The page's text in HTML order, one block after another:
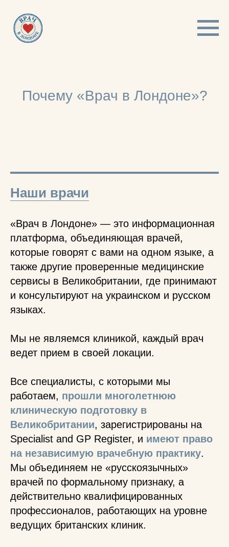
Почему «Врач в Лондоне»?
Наши врачи
«Врач в Лондоне» — это информационная
платформа, объединяющая врачей,
которые говорят с вами на одном языке, а
также другие проверенные медицинские
сервисы в Великобритании, где принимают
и консультируют на украинском и русском
языках.
Мы не являемся клиникой, каждый врач
ведет прием в своей локации.
Все специалисты, с которыми мы
работаем, прошли многолетнюю
клиническую подготовку в
Великобритании, зарегистрированы на
Specialist and GP Register, и имеют право
на независимую врачебную практику.
Мы объединяем не «русскоязычных»
врачей по формальному признаку, а
действительно квалифицированных
профессионалов, работающих на уровне
ведущих британских клиник.